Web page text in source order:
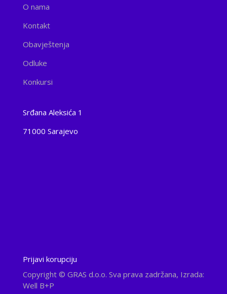
O nama
Kontakt
Obavještenja
Odluke
Konkursi
Srđana Aleksića 1
71000 Sarajevo
Prijavi korupciju
Copyright © GRAS d.o.o. Sva prava zadržana, Izrada:
Well B+P